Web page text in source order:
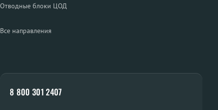
Отводные блоки ЦОД
Все направления
8 800 301 2407